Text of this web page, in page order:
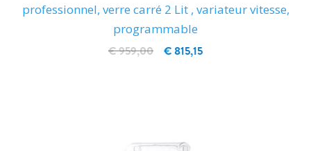
professionnel, verre carré 2 Lit , variateur vitesse,
programmable
€ 815,15
€ 959,00